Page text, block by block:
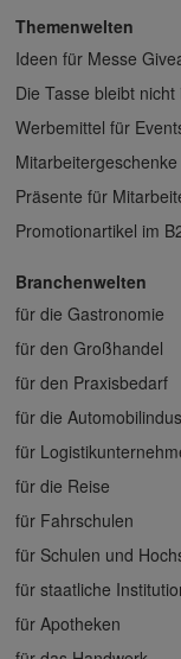
Themenwelten
Ideen für Messe
Die Tasse bleibt nicht
Werbemittel für
Präsente für
Promotionartikel im
Branchenwelten
für die Gastronomie
für den Großhandel
für den Praxisbedarf
für die
für
für die Reise
für Fahrschulen
für Schulen und
für staatliche
für Apotheken